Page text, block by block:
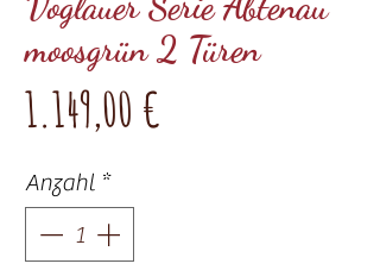
moosgrün 2 Türen
1.149,00 €
Anzahl *